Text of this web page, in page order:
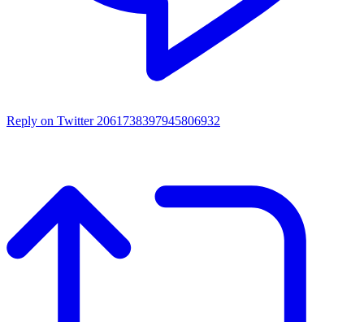
Reply on Twitter 2061738397945806932